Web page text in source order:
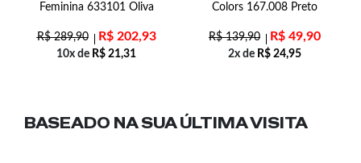
Feminina 633101 Oliva
R$289,90 R$202,93
10x de R$ 21,31
Colors 167.008 Preto
R$139,90 R$ 49,90
2x de R$ 24,95
BASEADO NA SUAÚLTIMA VISITA